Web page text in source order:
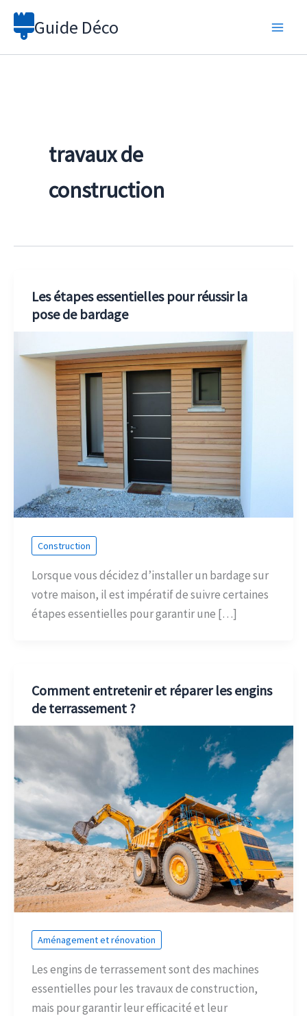
Aller
Guide Déco
travaux de
construction
Les étapes essentielles pour réussir la
pose de bardage
Construction
Lorsque vous décidez d’installer un bardage sur
votre maison, il est impératif de suivre certaines
étapes essentielles pour garantir une […]
Comment entretenir et réparer les engins
de terrassement ?
Aménagement et rénovation
Les engins de terrassement sont des machines
essentielles pour les travaux de construction,
mais pour garantir leur efficacité et leur